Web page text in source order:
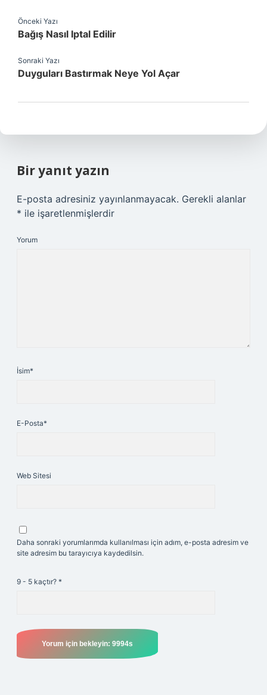
Önceki Yazı
Bağış Nasıl Iptal Edilir
Sonraki Yazı
Duyguları Bastırmak Neye Yol Açar
Bir yanıt yazın
E-posta adresiniz yayınlanmayacak. Gerekli alanlar
* ile işaretlenmişlerdir
Yorum
İsim*
E-Posta*
Web Sitesi
Daha sonraki yorumlarımda kullanılması için adım, e-posta adresim ve
site adresim bu tarayıcıya kaydedilsin.
9 - 5 kaçtır? *